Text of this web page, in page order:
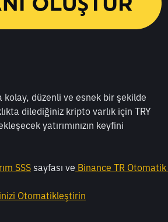
kolay, düzenli ve esnek bir şekilde
dilediğiniz kripto varlık için TRY
yatırımınızın keyfini
SSS sayfası ve Binance TR Otomatik
Otomatikleştirin